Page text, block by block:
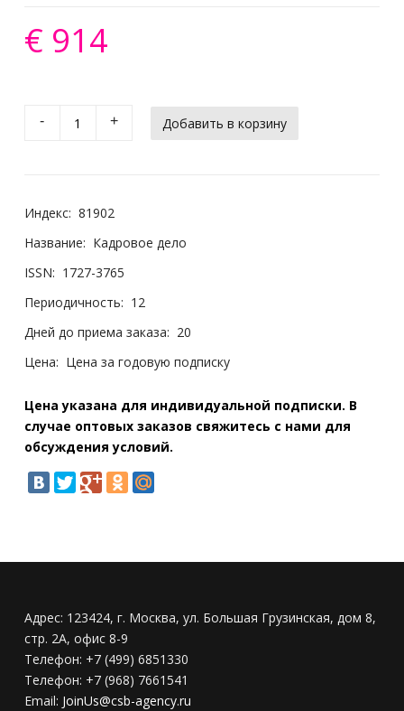
€ 914
- +
Индекс: 81902
Название: Кадровое дело
ISSN: 1727-3765
Периодичность: 12
Дней до приема заказа: 20
Цена: Цена за годовую подписку
Цена указана для индивидуальной подписки. В
случае оптовых заказов свяжитесь с нами для
обсуждения условий.
Адрес: 123424, г. Москва, ул. Большая Грузинская, дом 8,
стр. 2А, офис 8-9
Телефон: +7 (499) 6851330
Телефон: +7 (968) 7661541
Email: JoinUs@csb-agency.ru